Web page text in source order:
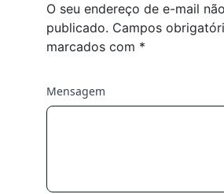
O seu endereço de e-mail
publicado. Campos
marcados com *
Mensagem